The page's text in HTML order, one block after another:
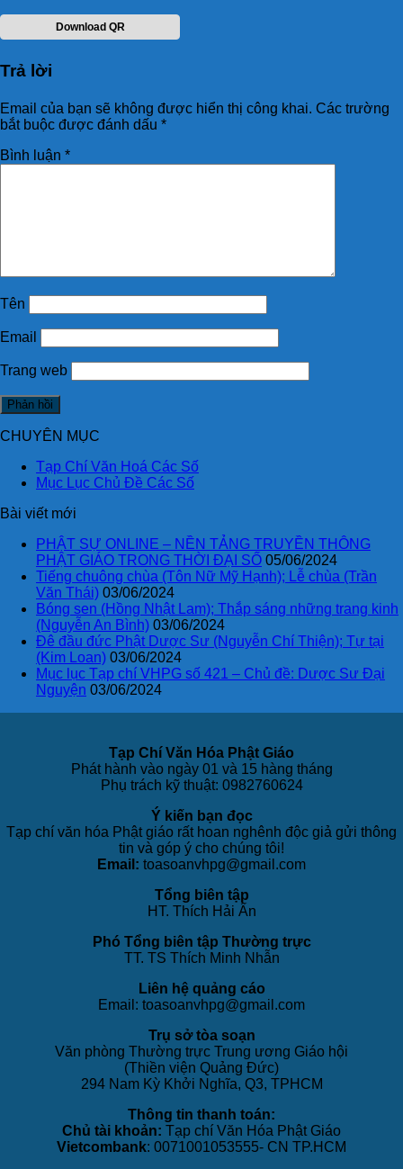
Download QR
Trả lời
Email của bạn sẽ không được hiển thị công khai. Các trường
bắt buộc được đánh dấu *
Bình luận *
Tên
Email
Trang web
CHUYÊN MỤC
Tạp Chí Văn Hoá Các Số
Mục Lục Chủ Đề Các Số
Bài viết mới
PHẬT SỰ ONLINE – NỀN TẢNG TRUYỀN THÔNG
PHẬT GIÁO TRONG THỜI ĐẠI SỐ 05/06/2024
Tiếng chuông chùa (Tôn Nữ Mỹ Hạnh); Lễ chùa (Trần
Văn Thái) 03/06/2024
Bóng sen (Hồng Nhật Lam); Thắp sáng những trang kinh
(Nguyễn An Bình) 03/06/2024
Đê đầu đức Phật Dược Sư (Nguyễn Chí Thiện); Tự tại
(Kim Loan) 03/06/2024
Mục lục Tạp chí VHPG số 421 – Chủ đề: Dược Sư Đại
Nguyện 03/06/2024
Tạp Chí Văn Hóa Phật Giáo
Phát hành vào ngày 01 và 15 hàng tháng
Phụ trách kỹ thuật: 0982760624
Ý kiến bạn đọc
Tạp chí văn hóa Phật giáo rất hoan nghênh độc giả gửi thông
tin và góp ý cho chúng tôi!
Email: toasoanvhpg@gmail.com
Tổng biên tập
HT. Thích Hải Ấn
Phó Tổng biên tập Thường trực
TT. TS Thích Minh Nhẫn
Liên hệ quảng cáo
Email: toasoanvhpg@gmail.com
Trụ sở tòa soạn
Văn phòng Thường trực Trung ương Giáo hội
(Thiền viện Quảng Đức)
294 Nam Kỳ Khởi Nghĩa, Q3, TPHCM
Thông tin thanh toán:
Chủ tài khoản: Tạp chí Văn Hóa Phật Giáo
Vietcombank: 0071001053555- CN TP.HCM